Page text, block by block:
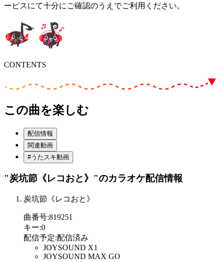
ービスにて十分にご確認のうえでご利用ください。
CONTENTS
この曲を楽しむ
配信情報
関連動画
#うたスキ動画
"炭坑節《レコおと》"のカラオケ配信情報
炭坑節《レコおと》
曲番号:819251
キー:0
配信予定:配信済み
JOYSOUND X1
JOYSOUND MAX GO